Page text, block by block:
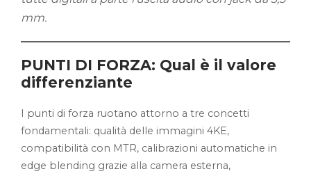
mm.
PUNTI DI FORZA: Qual è il valore
differenziante
I punti di forza ruotano attorno a tre concetti
fondamentali: qualità delle immagini 4KE,
compatibilità con MTR, calibrazioni automatiche in
edge blending grazie alla camera esterna,